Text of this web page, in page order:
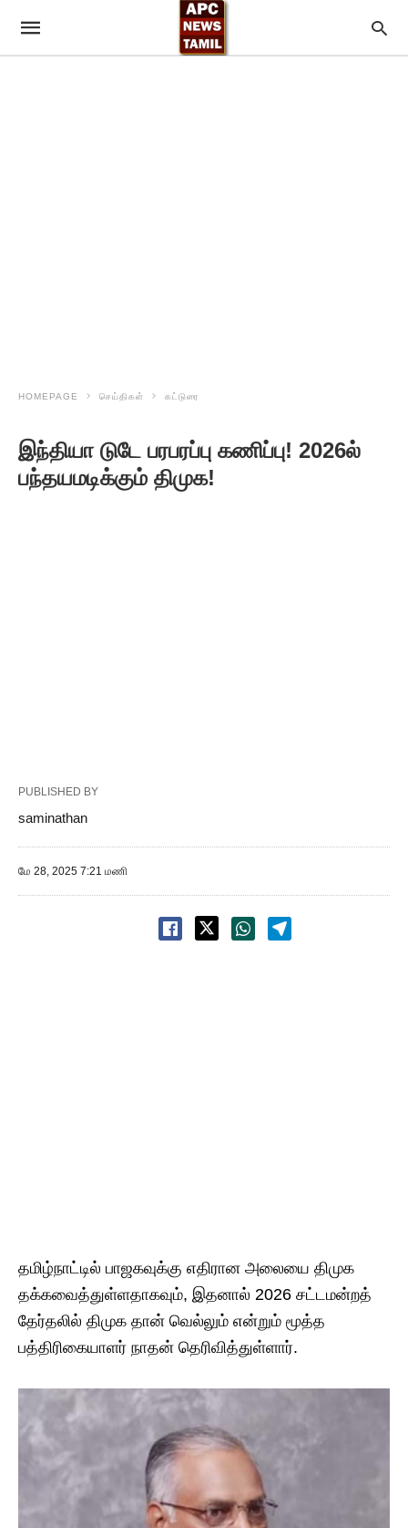
HOMEPAGE செய்திகள் கட்டுரை
இந்தியா டுடே பரபரப்பு கணிப்பு! 2026ல்
பந்தயமடிக்கும் திமுக!
PUBLISHED BY
saminathan
மே 28, 2025 7:21 மணி
தமிழ்நாட்டில் பாஜகவுக்கு எதிரான அலையை திமுக
தக்கவைத்துள்ளதாகவும், இதனால் 2026 சட்டமன்றத்
தேர்தலில் திமுக தான் வெல்லும் என்றும் மூத்த
பத்திரிகையாளர் நாதன் தெரிவித்துள்ளார்.